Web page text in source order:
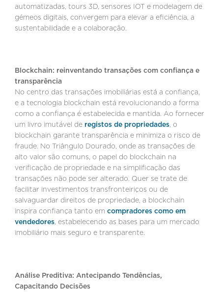
automatizadas, tours 3D, sensores IOT e modelagem de
gémeos digitais, convergem para elevar a eficiência, a
sustentabilidade e a colaboração.
Blockchain: reinventando transações com confiança e
transparência
No centro das transações imobiliárias está a confiança,
e a tecnologia blockchain está revolucionando a forma
como a confiança é estabelecida e mantida. Ao fornecer
um livro imutável de registos de propriedades, o
blockchain garante transparência e minimiza o risco de
fraude. No Triângulo Dourado, onde as transações de
alto valor são comuns, o papel do blockchain na
verificação de propriedade e na simplificação das
transações não pode ser alterado. Quer se trate de
facilitar investimentos transfronteiriços ou de
salvaguardar direitos de propriedade, a blockchain
inspira confiança tanto em compradores como em
vendedores, estabelecendo as bases para um mercado
imobiliário mais seguro e transparente.
Análise Preditiva: Antecipando Tendências,
Capacitando Decisões